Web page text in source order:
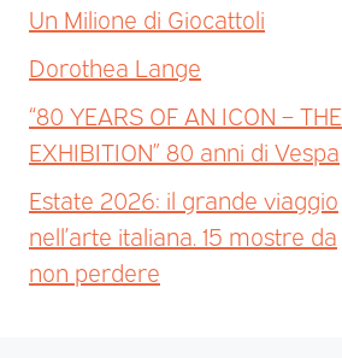
Un Milione di Giocattoli
Dorothea Lange
“80 YEARS OF AN ICON – THE
EXHIBITION” 80 anni di Vespa
Estate 2026: il grande viaggio
nell’arte italiana. 15 mostre da
non perdere